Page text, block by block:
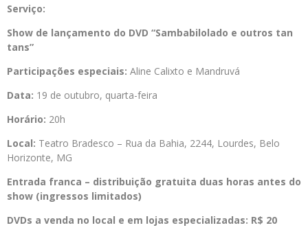
Serviço:
Show de lançamento do DVD “Sambabilolado e outros tan
tans”
Participações especiais: Aline Calixto e Mandruvá
Data: 19 de outubro, quarta-feira
Horário: 20h
Local: Teatro Bradesco – Rua da Bahia, 2244, Lourdes, Belo
Horizonte, MG
Entrada franca – distribuição gratuita duas horas antes do
show (ingressos limitados)
DVDs a venda no local e em lojas especializadas: R$ 20